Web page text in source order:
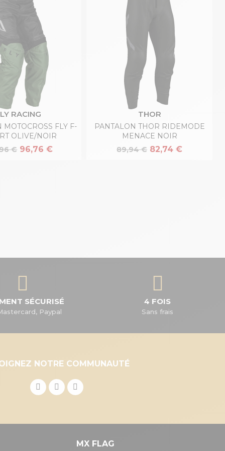
RACING
MOTOCROSS FLY F-
OLIVE/NOIR
€ 96,76 €
THOR
PANTALON THOR RIDEMODE
MENACE NOIR
89,94 € 82,74 €
SÉCURISÉ
Paypal
4 FOIS
Sans frais
NOTRE COMMUNAUTÉ
MX FLAG